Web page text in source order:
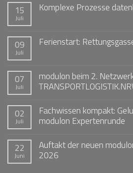
15
Juli
Komplexe Prozesse
09
Juli
Ferienstart:
07
Juli
modulon beim 2.
02
Juli
Fachwissen kompakt:
modulon Expertenrunde
22
Juni
Auftakt der neuen
2026